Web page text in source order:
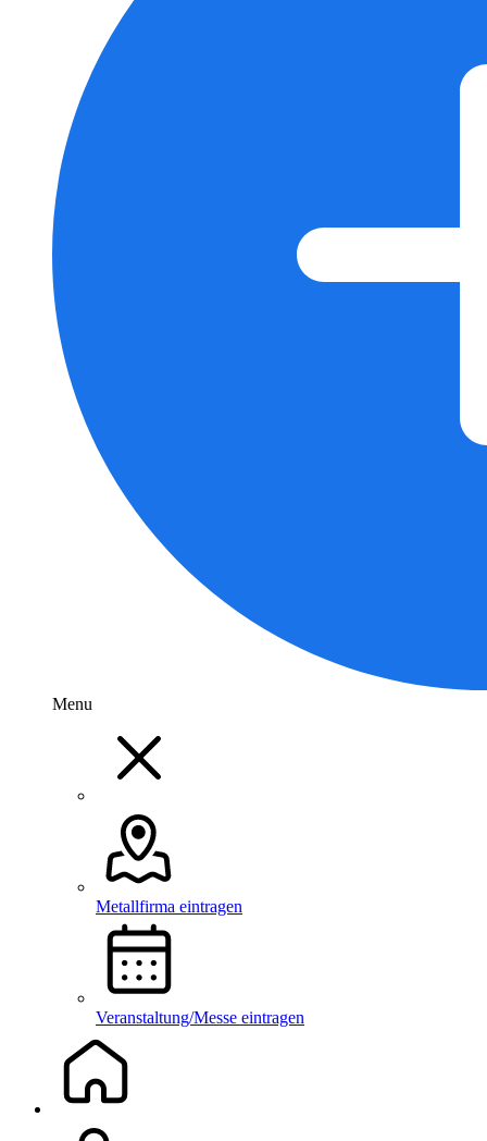
Menu
Metallfirma eintragen
Veranstaltung/Messe eintragen